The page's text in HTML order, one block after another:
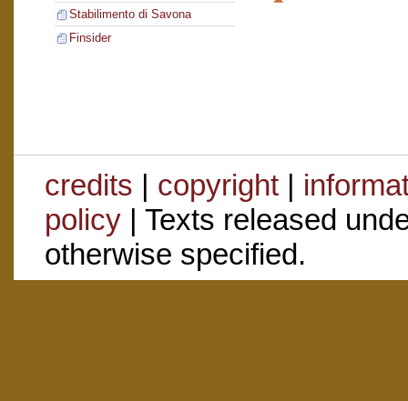
Stabilimento di Savona
Finsider
credits | copyright|
policy| Texts released
otherwise specified.